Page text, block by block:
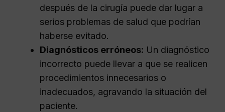
después de la cirugía puede dar lugar a
serios problemas de salud que podrían
haberse evitado.
Diagnósticos erróneos: Un diagnóstico
incorrecto puede llevar a que se realicen
procedimientos innecesarios o
inadecuados, agravando la situación del
paciente.